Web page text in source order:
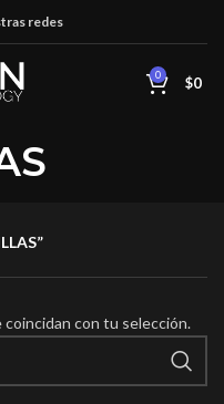
redes
0 $0
con tu selección.